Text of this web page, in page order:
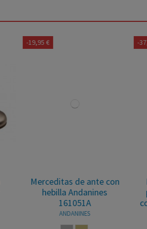
-19,95 €
Merceditas de ante con
hebilla Andanines
161051A
ANDANINES
-37,95 €